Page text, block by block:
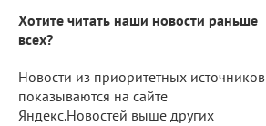
Хотите читать наши новости раньше
всех?
Новости из приоритетных источников
показываются на сайте
Яндекс.Новостей выше других